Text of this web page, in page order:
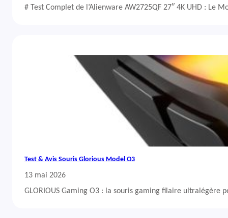
# Test Complet de l’Alienware AW2725QF 27″ 4K UHD : Le
Test & Avis Souris Glorious Model O3
13 mai 2026
GLORIOUS Gaming O3 : la souris gaming filaire ultralégère